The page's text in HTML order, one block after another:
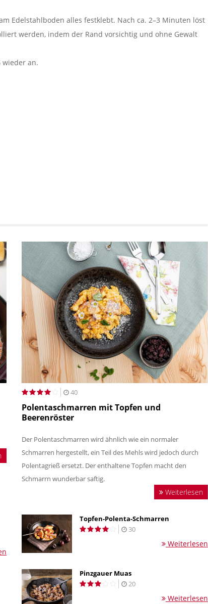
Edelstahlboden alles festklebt. Nach ca. 2–3 Minuten löst
werden, indem der Rand vorsichtig und ohne Gewalt
wieder an.
40
Polentaschmarren mit Topfen und
Beerenröster
Der Polentaschmarren wird ähnlich wie ein normaler
Schmarren hergestellt, ein Teil des Mehls wird jedoch durch
Polentagrieß ersetzt. Der enthaltene Topfen macht den
Schmarrn wunderbar saftig.
Weiterlesen
Topfen-Polenta-Schmarren
30
Weiterlesen
Pinzgauer Muas
20
Weiterlesen